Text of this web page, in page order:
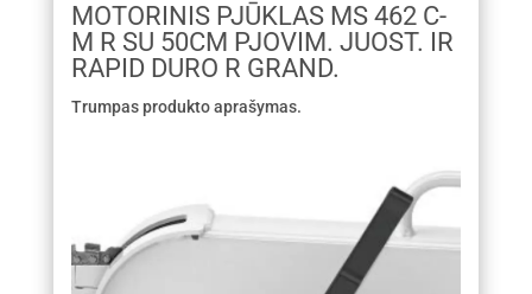
MOTORINIS PJŪKLAS MS 462 C-
M R SU 50CM PJOVIM. JUOST. IR
RAPID DURO R GRAND.
Trumpas produkto aprašymas.